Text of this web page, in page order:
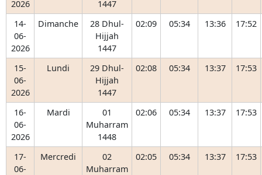
2026
1447
14-
06-
2026
Dimanche
28 Dhul-
Hijjah
1447
02:09 05:34 13:36 17:52
15-
06-
2026
Lundi
29 Dhul-
Hijjah
1447
02:08 05:34 13:37 17:53
16-
06-
2026
Mardi
01
Muharram
1448
02:06 05:34 13:37 17:53
17-
06-
Mercredi
02
Muharram
02:05 05:34 13:37 17:53